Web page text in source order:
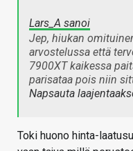
Lars_A sanoi
Jep, hiukan
arvostelussa että
7900XT kaikessa
parisataa pois niin
Napsauta
Toki huono hinta-